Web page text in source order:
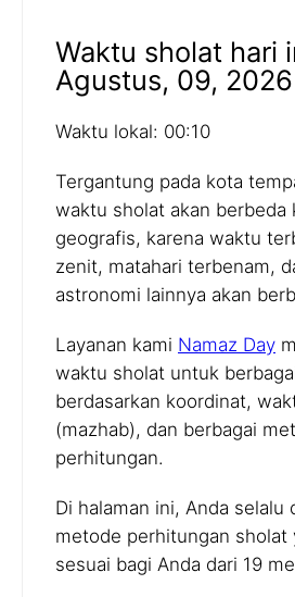
Waktu sholat hari
Agustus, 09, 2026
Waktu lokal: 00:10
Tergantung pada kota
waktu sholat akan berbeda
geografis, karena waktu
zenit, matahari terbenam,
astronomi lainnya akan
Layanan kami Namaz Day
waktu sholat untuk
berdasarkan koordinat,
(mazhab), dan berbagai
perhitungan.
Di halaman ini, Anda selalu
metode perhitungan sholat
sesuai bagi Anda dari 19